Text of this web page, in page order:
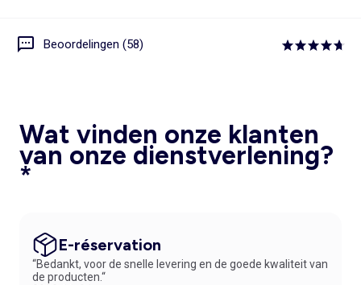
Beoordelingen (58)
Wat vinden onze klanten
van onze dienstverlening?
*
E-réservation
“Bedankt, voor de snelle levering en de goede kwaliteit van
de producten.“